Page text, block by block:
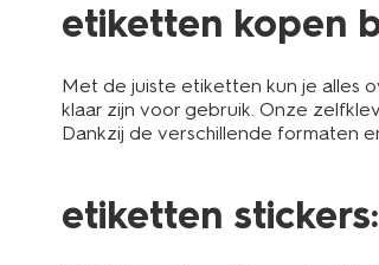
etiketten kopen
Met de juiste etiketten kun je alles
klaar zijn voor gebruik. Onze
Dankzij de verschillende formaten
etiketten